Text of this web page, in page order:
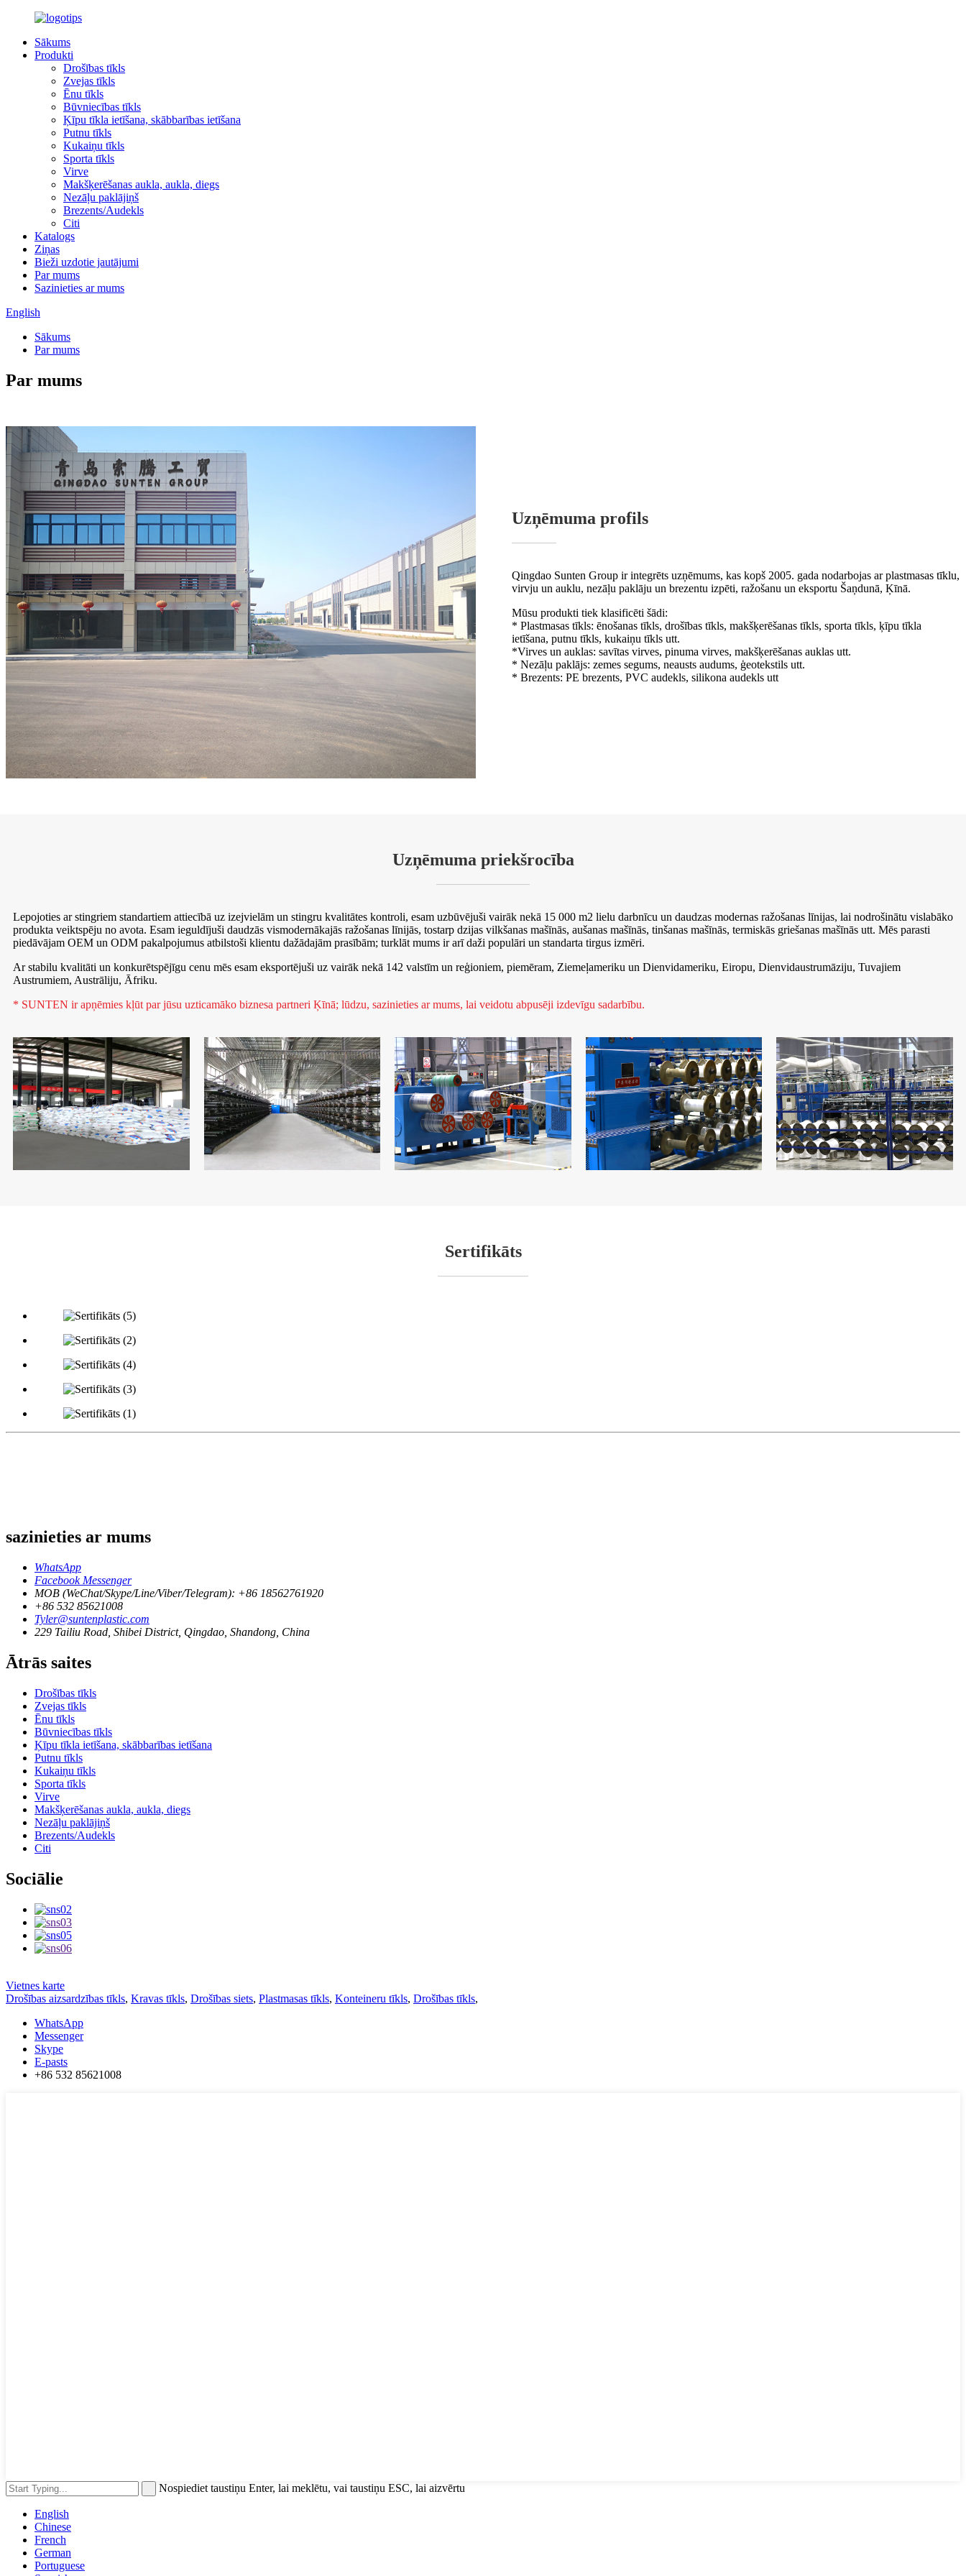
Sākums
Produkti
Drošības tīkls
Zvejas tīkls
Ēnu tīkls
Būvniecības tīkls
Ķīpu tīkla ietīšana, skābbarības ietīšana
Putnu tīkls
Kukaiņu tīkls
Sporta tīkls
Virve
Makšķerēšanas aukla, aukla, diegs
Nezāļu paklājiņš
Brezents/Audekls
Citi
Katalogs
Ziņas
Bieži uzdotie jautājumi
Par mums
Sazinieties ar mums
English
Sākums
Par mums
Par mums
Uzņēmuma profils
Qingdao Sunten Group ir integrēts uzņēmums, kas kopš 2005. gada nodarbojas ar plastmasas tīklu,
virvju un auklu, nezāļu paklāju un brezentu izpēti, ražošanu un eksportu Šaņdunā, Ķīnā.
Mūsu produkti tiek klasificēti šādi:
* Plastmasas tīkls: ēnošanas tīkls, drošības tīkls, makšķerēšanas tīkls, sporta tīkls, ķīpu tīkla
ietīšana, putnu tīkls, kukaiņu tīkls utt.
*Virves un auklas: savītas virves, pinuma virves, makšķerēšanas auklas utt.
* Nezāļu paklājs: zemes segums, neausts audums, ģeotekstils utt.
* Brezents: PE brezents, PVC audekls, silikona audekls utt
Uzņēmuma priekšrocība
Lepojoties ar stingriem standartiem attiecībā uz izejvielām un stingru kvalitātes kontroli, esam uzbūvējuši vairāk nekā 15 000 m2 lielu darbnīcu un daudzas modernas ražošanas līnijas, lai nodrošinātu vislabāko
produkta veiktspēju no avota. Esam ieguldījuši daudzās vismodernākajās ražošanas līnijās, tostarp dzijas vilkšanas mašīnās, aušanas mašīnās, tinšanas mašīnās, termiskās griešanas mašīnās utt. Mēs parasti
piedāvājam OEM un ODM pakalpojumus atbilstoši klientu dažādajām prasībām; turklāt mums ir arī daži populāri un standarta tirgus izmēri.
Ar stabilu kvalitāti un konkurētspējīgu cenu mēs esam eksportējuši uz vairāk nekā 142 valstīm un reģioniem, piemēram, Ziemeļameriku un Dienvidameriku, Eiropu, Dienvidaustrumāziju, Tuvajiem
Austrumiem, Austrāliju, Āfriku.
* SUNTEN ir apņēmies kļūt par jūsu uzticamāko biznesa partneri Ķīnā; lūdzu, sazinieties ar mums, lai veidotu abpusēji izdevīgu sadarbību.
Sertifikāts
sazinieties ar mums
WhatsApp
Facebook Messenger
MOB (WeChat/Skype/Line/Viber/Telegram): +86 18562761920
+86 532 85621008
Tyler@suntenplastic.com
229 Tailiu Road, Shibei District, Qingdao, Shandong, China
Ātrās saites
Drošības tīkls
Zvejas tīkls
Ēnu tīkls
Būvniecības tīkls
Ķīpu tīkla ietīšana, skābbarības ietīšana
Putnu tīkls
Kukaiņu tīkls
Sporta tīkls
Virve
Makšķerēšanas aukla, aukla, diegs
Nezāļu paklājiņš
Brezents/Audekls
Citi
Sociālie
Vietnes karte
Drošības aizsardzības tīkls, Kravas tīkls, Drošības siets, Plastmasas tīkls, Konteineru tīkls, Drošības tīkls,
WhatsApp
Messenger
Skype
E-pasts
+86 532 85621008
Nospiediet taustiņu Enter, lai meklētu, vai taustiņu ESC, lai aizvērtu
English
Chinese
French
German
Portuguese